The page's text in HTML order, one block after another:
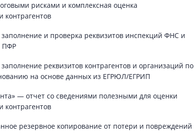
рисками и комплексная оценка
контрагентов
заполнение и проверка реквизитов инспекций ФНС и
ПФР
реквизитов контрагентов и организаций по
на основе данных из ЕГРЮЛ/ЕГРИП
— отчет со сведениями полезными для оценки
контрагентов
резервное копирование от потери и повреждений